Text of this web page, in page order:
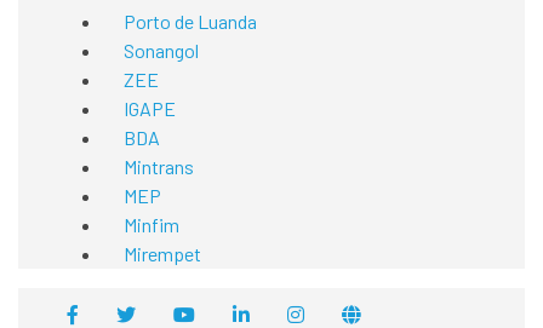
Porto de Luanda
Sonangol
ZEE
IGAPE
BDA
Mintrans
MEP
Minfim
Mirempet